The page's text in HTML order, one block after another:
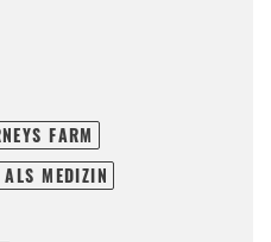
FARM
MEDIZIN